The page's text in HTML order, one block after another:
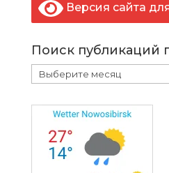
Версия сайта
Поиск публикаций
Поиск
публикаций
по
периодам